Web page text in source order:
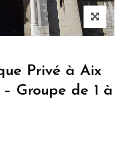
Privé à Aix
Groupe de 1 à